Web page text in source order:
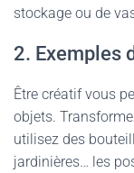
stockage ou de
2. Exemples
Être créatif vous
objets.
utilisez des
jardinières… les